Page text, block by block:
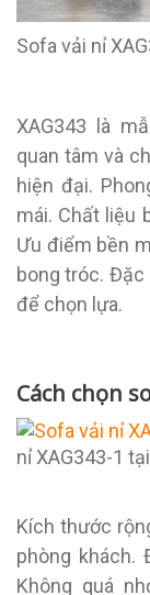
Sofa vải nỉ
XAG343 là
quan tâm và
hiện đại.
mái. Chất liệu
Ưu điểm bền
bong tróc. Đặc
để chọn lựa.
Cách chọn
nỉ XAG343-1
Kích thước
phòng khách.
Không quá